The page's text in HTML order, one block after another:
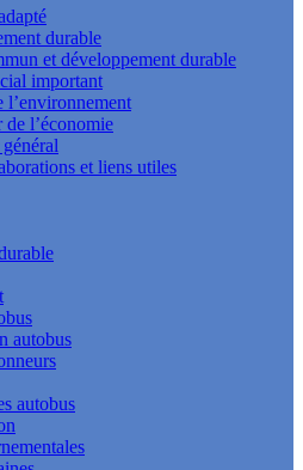
durable
et développement durable
important
l’environnement
l’économie
et liens utiles
autobus
autobus